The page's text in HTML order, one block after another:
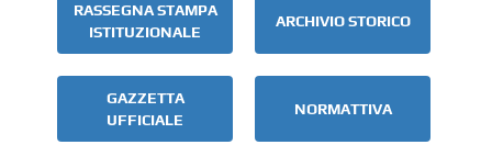
RASSEGNA STAMPA
ISTITUZIONALE
ARCHIVIO STORICO
GAZZETTA
UFFICIALE
NORMATTIVA